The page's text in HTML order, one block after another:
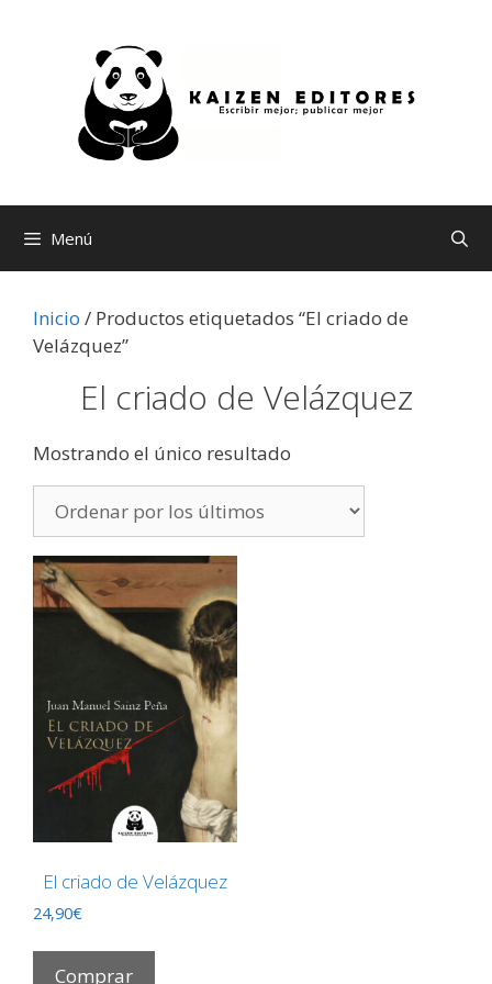
Menú
Inicio / Productos etiquetados “El criado de
Velázquez”
El criado de Velázquez
Mostrando el único resultado
El criado de Velázquez
24,90€
Comprar